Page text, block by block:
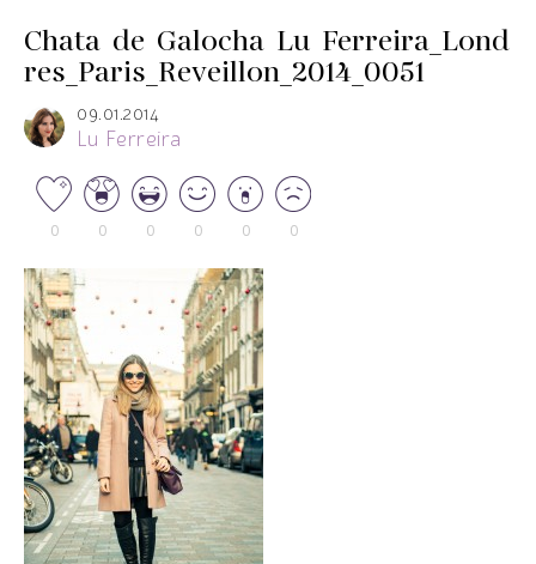
Chata_de_Galocha_Lu_Ferreira_Lond
res_Paris_Reveillon_2014_0051
09.01.2014
Lu Ferreira
0 0 0 0 0 0